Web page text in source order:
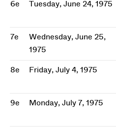
6e Tuesday, June 24, 1975
7e
Wednesday, June 25,
1975
8e Friday, July 4, 1975
9e Monday, July 7, 1975